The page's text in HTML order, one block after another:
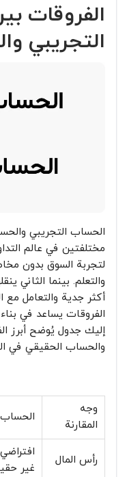
الفروقات
التجريبي
الحساب التجريبي
مختلفتين في عالم
لتجربة السوق بدون
والتعلم. بينما الثاني
أكثر جدية والتعامل مع
الفروقات يساعد في
إليك جدول يُوضح أبرز
والحساب الحقيقي في
وجه
المقارنة
الحساب
رأس المال
غير